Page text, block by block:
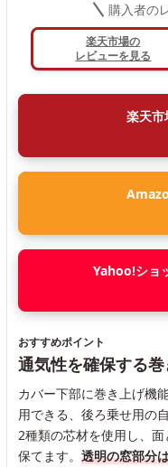
購入者の
楽天市場の
レビューを見る
楽天市
Yahoo!ショ
おすすめポイント
通気性を確保する
カバー下部に巻き上げ機
用できる、後ろ乗せ用の
2種類の芯材を使用し、
保てます。 透明の窓部分